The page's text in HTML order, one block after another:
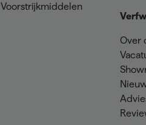
Voorstrijkmiddelen
Over